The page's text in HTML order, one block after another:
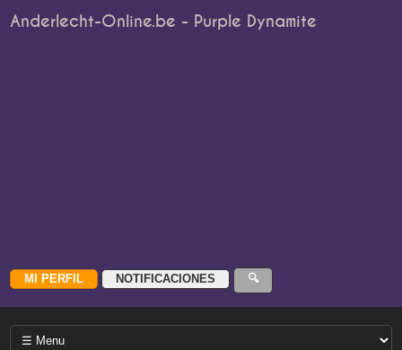
Anderlecht-Online.be - Purple Dynamite